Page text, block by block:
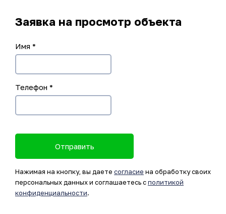
Заявка на просмотр объекта
Имя *
Телефон *
Отправить
Нажимая на кнопку, вы даете согласие на обработку своих
персональных данных и соглашаетесь сполитикой
конфиденциальности.